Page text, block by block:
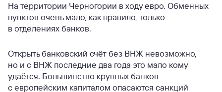
На территории Черногории в ходу евро. Обменных
пунктов очень мало, как правило, только
в отделениях банков.
Открыть банковский счёт без ВНЖ невозможно,
но и с ВНЖ последние два года это мало кому
удаётся. Большинство крупных банков
с европейским капиталом опасаются санкций